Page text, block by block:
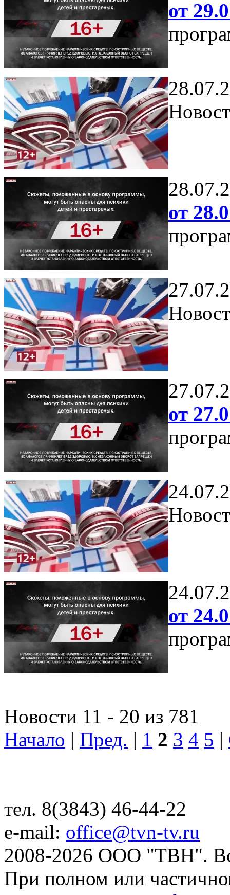
от
от
от
от
Новости 11 - 20 из 781
Начало | Пред. | 1 2 3 4 5 |
тел. 8(3843) 46-44-22
e-mail: office@tvn-tv.ru
2008-2026 ООО "ТВН".
При полном или